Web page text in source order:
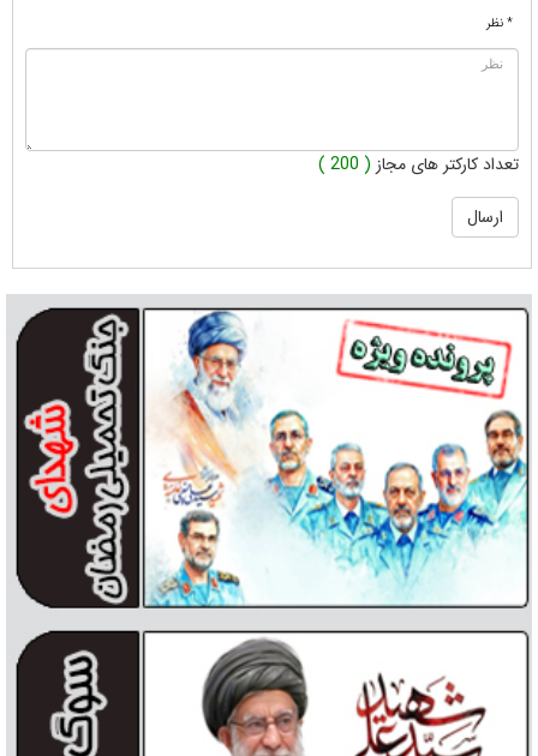
* نظر
تعداد کارکتر های مجاز ( 200 )